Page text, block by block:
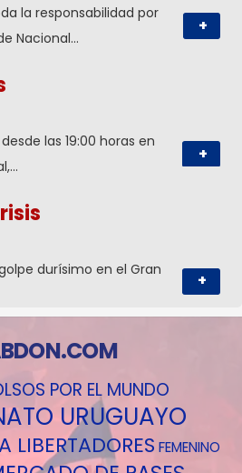
la responsabilidad por
Nacional…
+
las 19:00 horas en
+
durísimo en el Gran
+
POR EL MUNDO
URUGUAYO
LIBERTADORES FEMENINO